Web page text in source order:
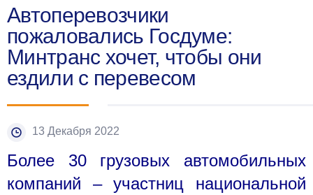
Автоперевозчики
пожаловались Госдуме:
Минтранс хочет, чтобы они
ездили с перевесом
13 Декабря 2022
Более 30 грузовых автомобильных
компаний – участниц национальной